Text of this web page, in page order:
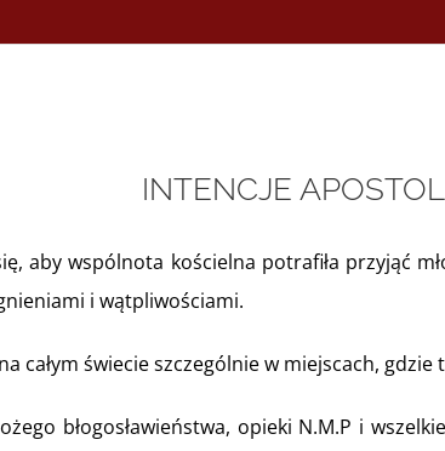
INTENCJE
aby wspólnota kościelna potrafiła przyjąć
i wątpliwościami.
całym świecie szczególnie w miejscach,
błogosławieństwa, opieki N.M.P i